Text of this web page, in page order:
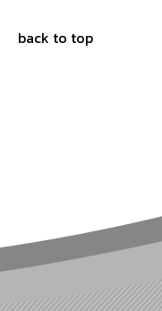
back to top